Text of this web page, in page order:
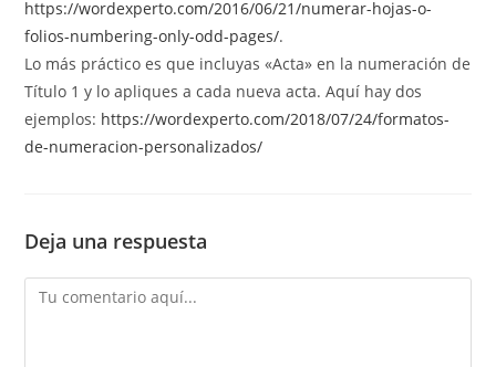
https://wordexperto.com/2016/06/21/numerar-hojas-o-
folios-numbering-only-odd-pages/.
Lo más práctico es que incluyas «Acta» en la numeración de
Título 1 y lo apliques a cada nueva acta. Aquí hay dos
ejemplos: https://wordexperto.com/2018/07/24/formatos-
de-numeracion-personalizados/
Deja una respuesta
Comentario